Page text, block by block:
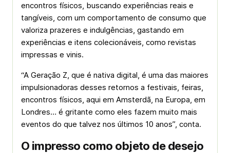
encontros físicos, buscando experiências reais e
tangíveis, com um comportamento de consumo que
valoriza prazeres e indulgências, gastando em
experiências e itens colecionáveis, como revistas
impressas e vinis.
“A Geração Z, que é nativa digital, é uma das maiores
impulsionadoras desses retornos a festivais, feiras,
encontros físicos, aqui em Amsterdã, na Europa, em
Londres… é gritante como eles fazem muito mais
eventos do que talvez nos últimos 10 anos”, conta.
O impresso como objeto de desejo